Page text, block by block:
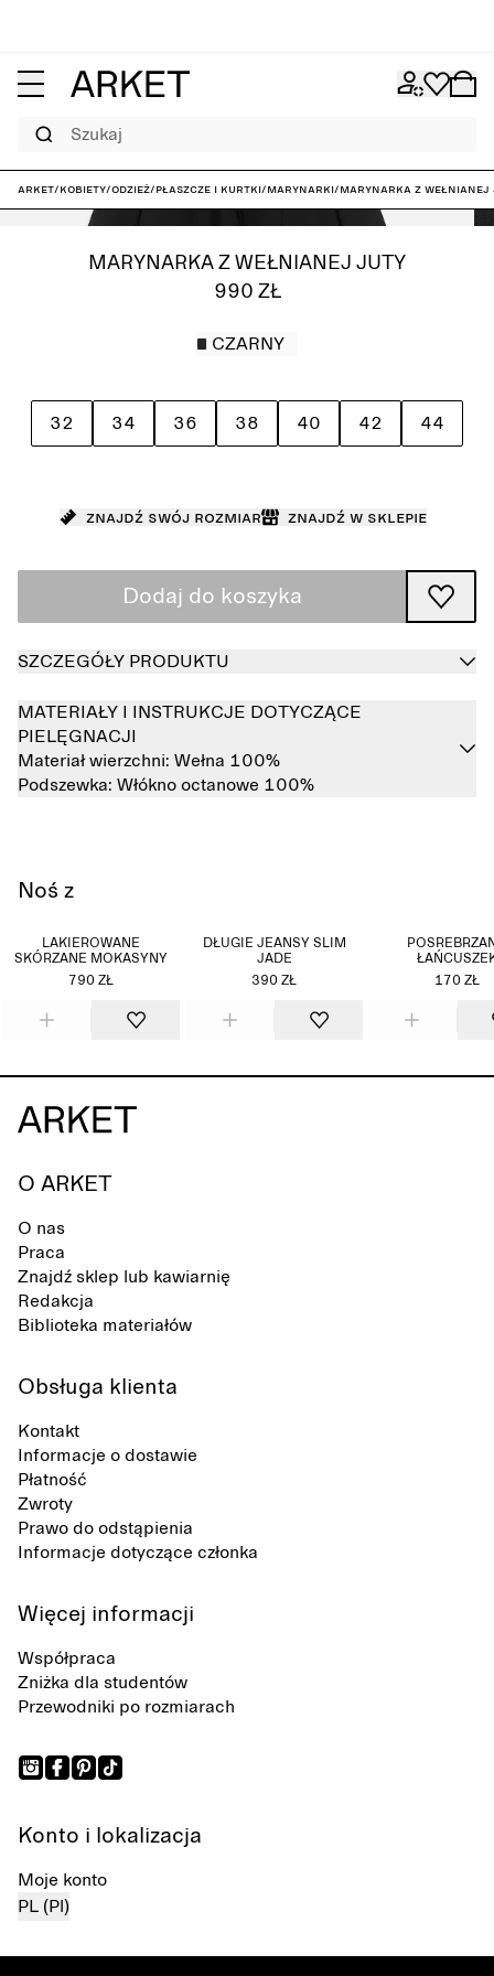
Szukaj
ARKET/Kobiety/Odzież/Płaszcze i kurtki/Marynarki/Marynarka z
MARYNARKA Z WEŁNIANEJ JUTY
990 ZŁ
CZARNY
32 34 36 38 40 42 44
Znajdź swój rozmiar Znajdź w sklepie
Dodaj do koszyka
SZCZEGÓŁY PRODUKTU
MATERIAŁY I INSTRUKCJE DOTYCZĄCE
PIELĘGNACJI
Materiał wierzchni: Wełna 100%
Podszewka: Włókno octanowe 100%
Noś z
LAKIEROWANE
SKÓRZANE MOKASYNY
790 ZŁ
DŁUGIE JEANSY SLIM
JADE
390 ZŁ
170 ZŁ
O ARKET
O nas
Praca
Znajdź sklep lub kawiarnię
Redakcja
Biblioteka materiałów
Obsługa klienta
Kontakt
Informacje o dostawie
Płatność
Zwroty
Prawo do odstąpienia
Informacje dotyczące członka
Więcej informacji
Współpraca
Zniżka dla studentów
Przewodniki po rozmiarach
Konto i lokalizacja
Moje konto
PL (Pl)